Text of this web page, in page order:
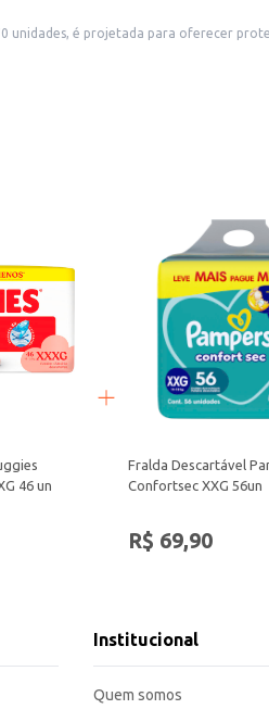
unidades, é projetada para oferecer
70 unidades é ideal para quem
infantis.
46 un
Fralda Descartável
Confortsec XXG 56un
R$ 69,90
Institucional
Quem somos